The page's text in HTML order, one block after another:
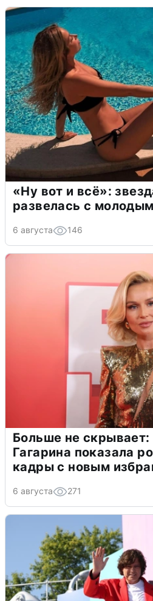
«Ну вот и всё»:
развелась с
6 августа 146
Больше не скрывает:
Гагарина показала
кадры с новым
6 августа 271